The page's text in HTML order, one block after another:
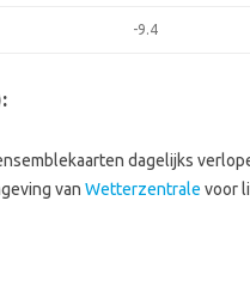
-9.4
dagelijks
van Wetterzentrale voor